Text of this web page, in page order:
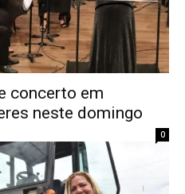
concerto em
neste domingo
0